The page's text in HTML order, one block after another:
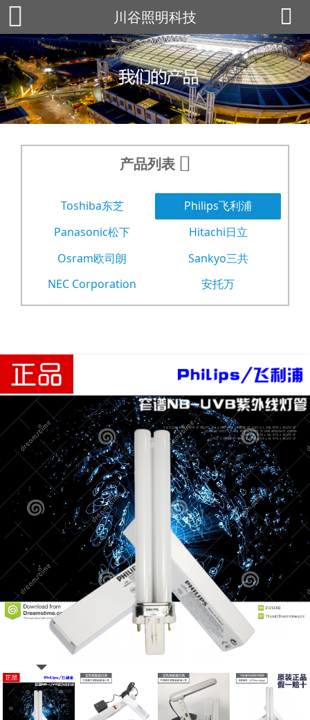
川谷照明科技
产品列表
Toshiba东芝
Philips飞利浦
Panasonic松下
Hitachi日立
Osram欧司朗
Sankyo三共
NEC Corporation
安托万